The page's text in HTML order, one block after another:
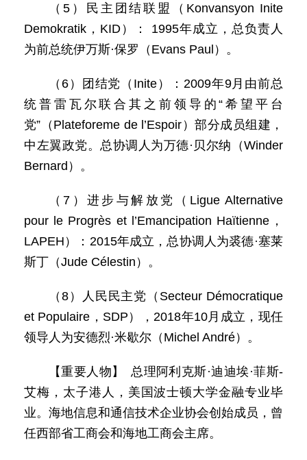
（5）民主团结联盟（Konvansyon Inite
Demokratik，KID）： 1995年成立，总负责人
为前总统伊万斯·保罗（Evans Paul）。
（6）团结党（Inite）：2009年9月由前总
统普雷瓦尔联合其之前领导的“希望平台
党”（Plateforeme de l’Espoir）部分成员组建，
中左翼政党。总协调人为万德·贝尔纳（Winder
Bernard）。
（7）进步与解放党（Ligue Alternative
pour le Progrès et l’Emancipation Haïtienne，
LAPEH）：2015年成立，总协调人为裘德·塞莱
斯丁（Jude Célestin）。
（8）人民民主党（Secteur Démocratique
et Populaire，SDP），2018年10月成立，现任
领导人为安德烈·米歇尔（Michel André）。
【重要人物】 总理阿利克斯·迪迪埃·菲斯-
艾梅，太子港人，美国波士顿大学金融专业毕
业。海地信息和通信技术企业协会创始成员，曾
任西部省工商会和海地工商会主席。